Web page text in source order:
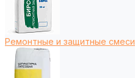
Ремонтные и защитные смеси